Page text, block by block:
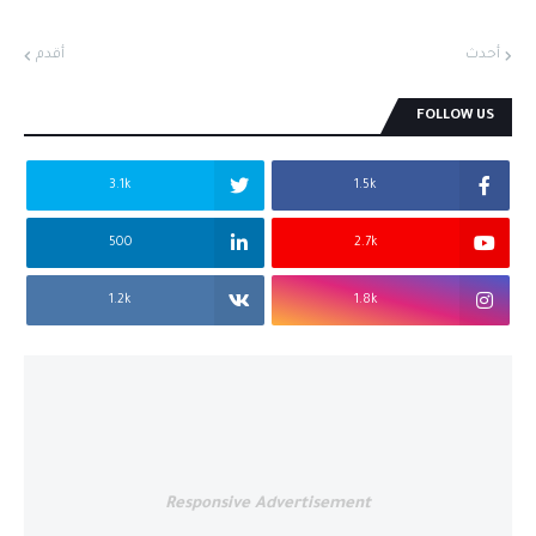
أحدث أقدم
FOLLOW US
1.5k
3.1k
2.7k
500
1.8k
1.2k
Responsive Advertisement